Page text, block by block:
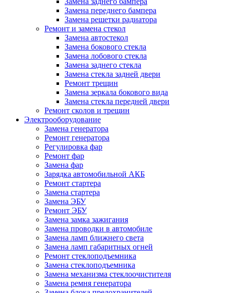
Замена переднего бампера
Замена решетки радиатора
Ремонт и замена стекол
Замена автостекол
Замена бокового стекла
Замена лобового стекла
Замена заднего стекла
Замена стекла задней двери
Ремонт трещин
Замена зеркала бокового вида
Замена стекла передней двери
Ремонт сколов и трещин
Электрооборудование
Замена генератора
Ремонт генератора
Регулировка фар
Ремонт фар
Замена фар
Зарядка автомобильной АКБ
Ремонт стартера
Замена стартера
Замена ЭБУ
Ремонт ЭБУ
Замена замка зажигания
Замена проводки в автомобиле
Замена ламп ближнего света
Замена ламп габаритных огней
Ремонт стеклоподъемника
Замена стеклоподъемника
Замена механизма стеклоочистителя
Замена ремня генератора